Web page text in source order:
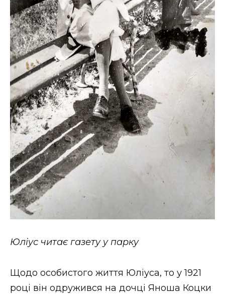
Юліус читає газету у парку
Щодо особистого життя Юліуса, то у 1921
році він одружився на дочці Яноша Коцки